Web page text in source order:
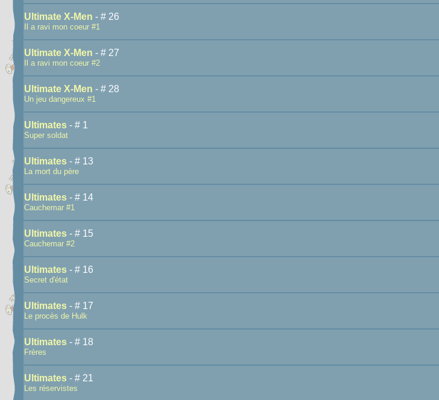
Ultimate X-Men - # 26
Il a ravi mon coeur #1
Ultimate X-Men - # 27
Il a ravi mon coeur #2
Ultimate X-Men - # 28
Un jeu dangereux #1
Ultimates - # 1
Super soldat
Ultimates - # 13
La mort du père
Ultimates - # 14
Cauchemar #1
Ultimates - # 15
Cauchemar #2
Ultimates - # 16
Secret d'état
Ultimates - # 17
Le procès de Hulk
Ultimates - # 18
Frères
Ultimates - # 21
Les réservistes